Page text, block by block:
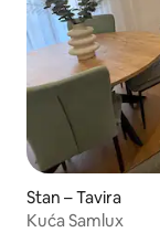
Stan – Tavira
Kuća Samlux